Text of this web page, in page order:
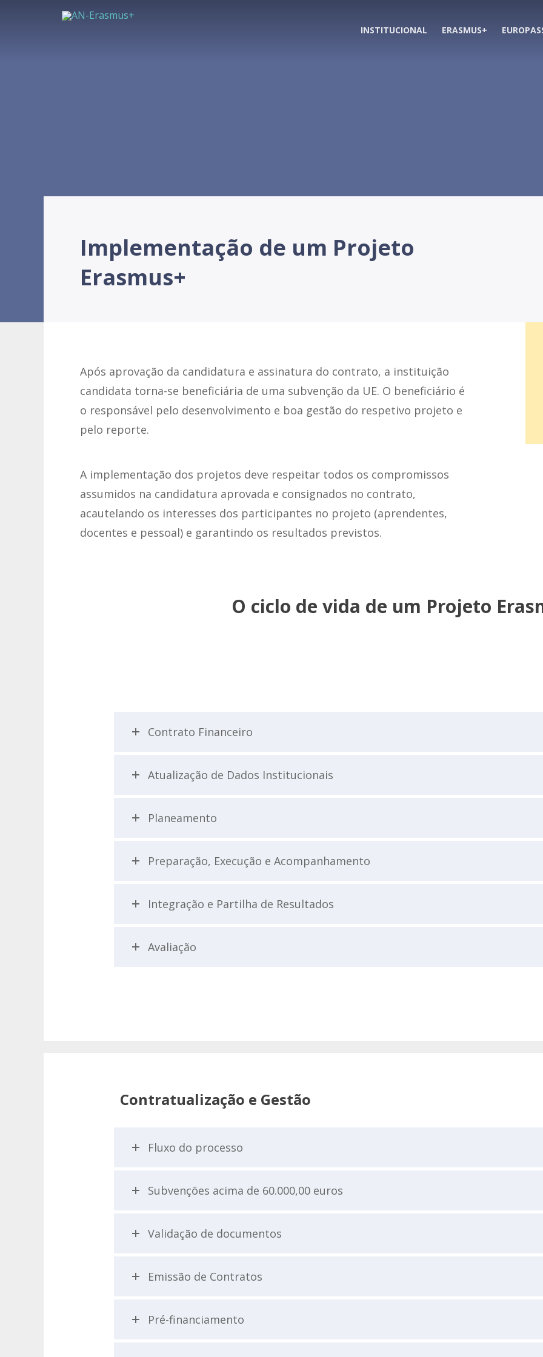
INSTITUCIONAL ERASMUS+
Implementação de um Projeto
Erasmus+
Após aprovação da candidatura e assinatura do contrato, a instituição
candidata torna-se beneficiária de uma subvenção da UE. O beneficiário é
o responsável pelo desenvolvimento e boa gestão do respetivo projeto e
pelo reporte.
A implementação dos projetos deve respeitar todos os compromissos
assumidos na candidatura aprovada e consignados no contrato,
acautelando os interesses dos participantes no projeto (aprendentes,
docentes e pessoal) e garantindo os resultados previstos.
O ciclo de vida de um Projeto
Contrato Financeiro
Atualização de Dados Institucionais
Planeamento
Preparação, Execução e Acompanhamento
Integração e Partilha de Resultados
Avaliação
Contratualização e Gestão
Fluxo do processo
Subvenções acima de 60.000,00 euros
Validação de documentos
Emissão de Contratos
Pré-financiamento